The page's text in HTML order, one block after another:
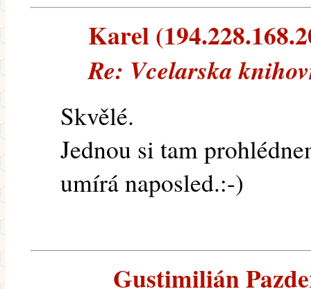
Karel
Re: Vcelarska
Skvělé.
Jednou si tam
umírá naposled.:-)
Gustimilián